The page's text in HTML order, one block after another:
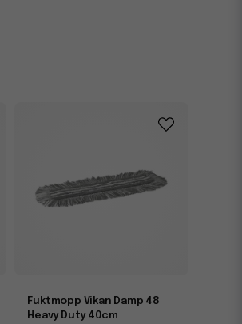
Fuktmopp Vikan Damp 48
Heavy Duty 40cm